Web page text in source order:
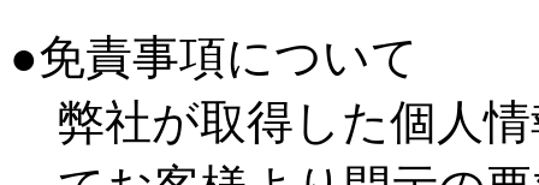
●免責事項について
弊社が取得した個人